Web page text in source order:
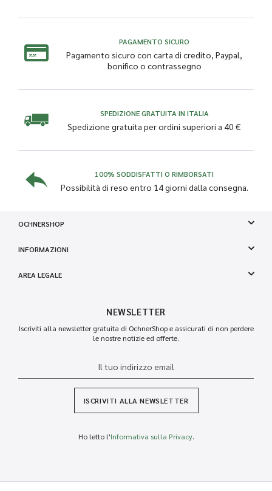
PAGAMENTO SICURO
Pagamento sicuro con carta di credito, Paypal,
bonifico o contrassegno
SPEDIZIONE GRATUITA IN ITALIA
Spedizione gratuita per ordini superiori a 40 €
100% SODDISFATTI O RIMBORSATI
Possibilità di reso entro 14 giorni dalla consegna.
OCHNERSHOP
INFORMAZIONI
AREA LEGALE
NEWSLETTER
Iscriviti alla newsletter gratuita di OchnerShop e assicurati di non perdere
le nostre notizie ed offerte.
ISCRIVITI ALLA NEWSLETTER
Ho letto l'Informativa sulla Privacy.